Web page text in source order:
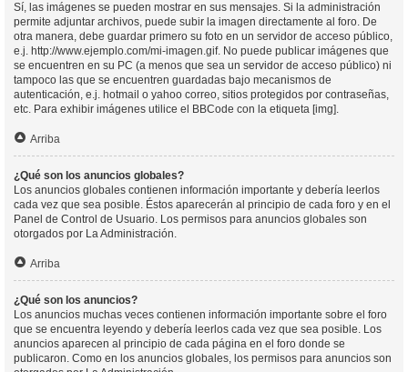
Sí, las imágenes se pueden mostrar en sus mensajes. Si la administración
permite adjuntar archivos, puede subir la imagen directamente al foro. De
otra manera, debe guardar primero su foto en un servidor de acceso público,
e.j. http://www.ejemplo.com/mi-imagen.gif. No puede publicar imágenes que
se encuentren en su PC (a menos que sea un servidor de acceso público) ni
tampoco las que se encuentren guardadas bajo mecanismos de
autenticación, e.j. hotmail o yahoo correo, sitios protegidos por contraseñas,
etc. Para exhibir imágenes utilice el BBCode con la etiqueta [img].
Arriba
¿Qué son los anuncios globales?
Los anuncios globales contienen información importante y debería leerlos
cada vez que sea posible. Éstos aparecerán al principio de cada foro y en el
Panel de Control de Usuario. Los permisos para anuncios globales son
otorgados por La Administración.
Arriba
¿Qué son los anuncios?
Los anuncios muchas veces contienen información importante sobre el foro
que se encuentra leyendo y debería leerlos cada vez que sea posible. Los
anuncios aparecen al principio de cada página en el foro donde se
publicaron. Como en los anuncios globales, los permisos para anuncios son